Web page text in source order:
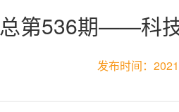
总第536期——科技
发布时间：